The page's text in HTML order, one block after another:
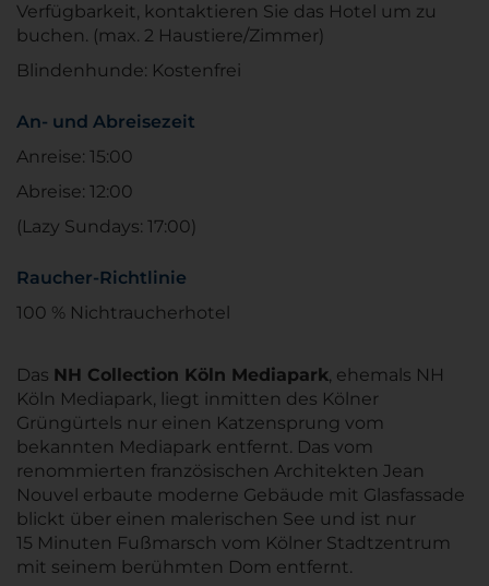
Verfügbarkeit, kontaktieren Sie das Hotel um zu
buchen. (max. 2 Haustiere/Zimmer)
Blindenhunde: Kostenfrei
An- und Abreisezeit
Anreise: 15:00
Abreise: 12:00
(Lazy Sundays: 17:00)
Raucher-Richtlinie
100 % Nichtraucherhotel
Das NH Collection Köln Mediapark, ehemals NH
Köln Mediapark, liegt inmitten des Kölner
Grüngürtels nur einen Katzensprung vom
bekannten Mediapark entfernt. Das vom
renommierten französischen Architekten Jean
Nouvel erbaute moderne Gebäude mit Glasfassade
blickt über einen malerischen See und ist nur
15 Minuten Fußmarsch vom Kölner Stadtzentrum
mit seinem berühmten Dom entfernt.